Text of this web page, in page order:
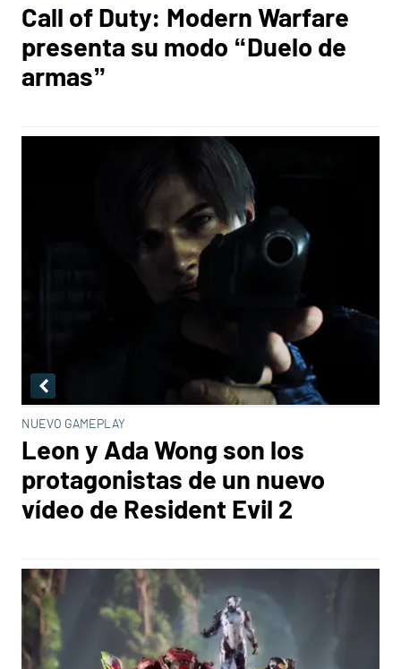
Call of Duty: Modern Warfare
presenta su modo “Duelo de
armas”
NUEVO GAMEPLAY
Leon y Ada Wong son los
protagonistas de un nuevo
vídeo de Resident Evil 2